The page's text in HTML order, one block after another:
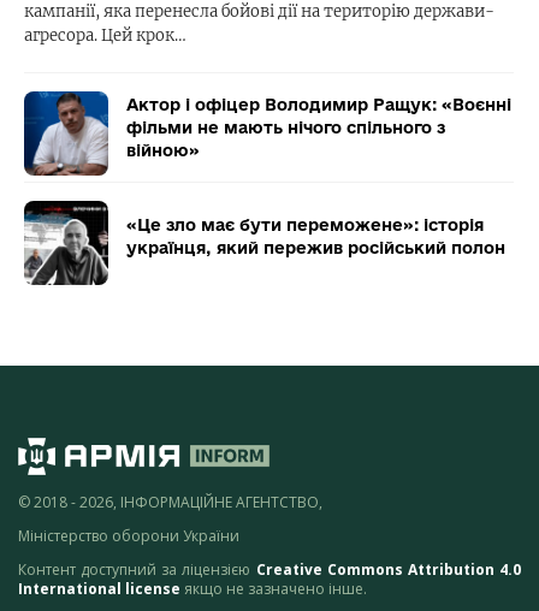
кампанії, яка перенесла бойові дії на територію держави-
агресора. Цей крок…
Актор і офіцер Володимир Ращук: «Воєнні
фільми не мають нічого спільного з
війною»
«Це зло має бути переможене»: історія
українця, який пережив російський полон
© 2018 - 2026, ІНФОРМАЦІЙНЕ АГЕНТСТВО,
Міністерство оборони України
Контент доступний за ліцензією Creative Commons Attribution 4.0
International license якщо не зазначено інше.